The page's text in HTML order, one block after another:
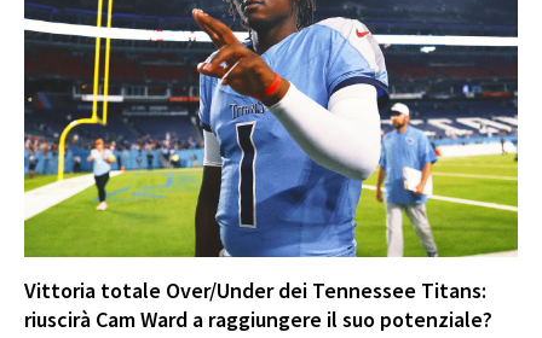
Vittoria totale Over/Under dei Tennessee Titans:
riuscirà Cam Ward a raggiungere il suo potenziale?